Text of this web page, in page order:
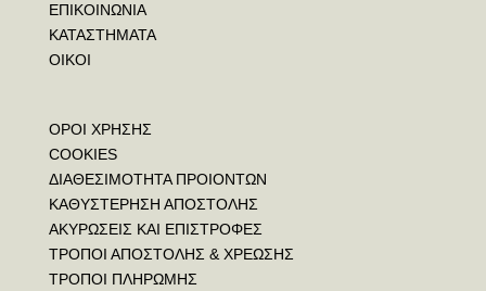
ΕΠΙΚΟΙΝΩΝΙΑ
ΚΑΤΑΣΤΗΜΑΤΑ
ΟΙΚΟΙ
ΟΡΟΙ ΧΡΗΣΗΣ
COOKIES
ΔΙΑΘΕΣΙΜΟΤΗΤΑ ΠΡΟΙΟΝΤΩΝ
ΚΑΘΥΣΤΕΡΗΣΗ ΑΠΟΣΤΟΛΗΣ
ΑΚΥΡΩΣΕΙΣ ΚΑΙ ΕΠΙΣΤΡΟΦΕΣ
ΤΡΟΠΟΙ ΑΠΟΣΤΟΛΗΣ & ΧΡΕΩΣΗΣ
ΤΡΟΠΟΙ ΠΛΗΡΩΜΗΣ